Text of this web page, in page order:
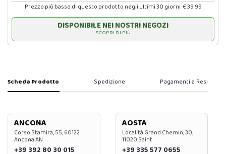
Prezzo più basso di questo prodotto negli ultimi 30 giorni: € 39.99
DISPONIBILE NEI NOSTRI NEGOZI
SCOPRI DI PIÙ
Scheda Prodotto Spedizione Pagamenti e Resi
ANCONA
Corso Stamira, 55, 60122
Ancona AN
+39 392 80 30 015
AOSTA
Località Grand Chemin, 30,
11020 Saint
+39 335 577 0655